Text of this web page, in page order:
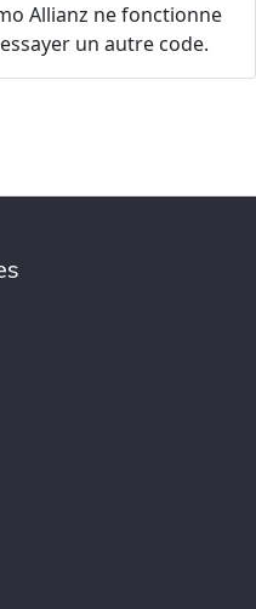
Allianz ne fonctionne
un autre code.